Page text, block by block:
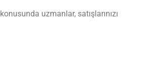
konusunda uzmanlar, satışlarınızı